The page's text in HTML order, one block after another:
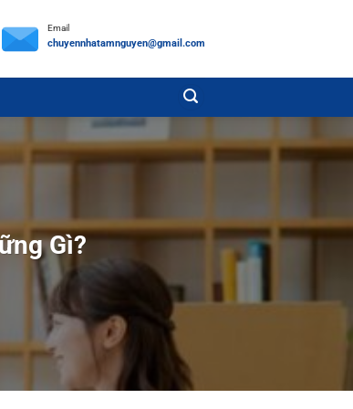
Email
chuyennhatamnguyen@gmail.com
Gì?